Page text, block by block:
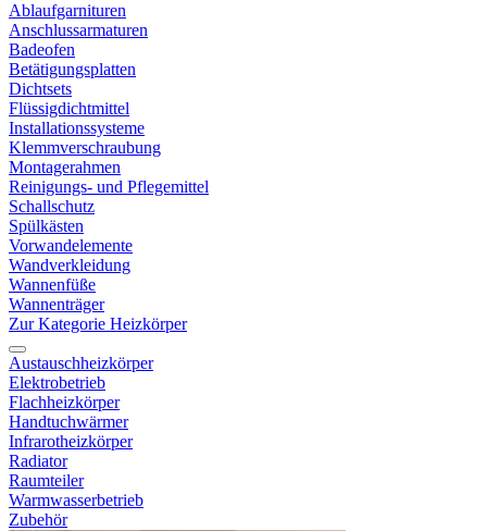
Ablaufgarnituren
Anschlussarmaturen
Badeofen
Betätigungsplatten
Dichtsets
Flüssigdichtmittel
Installationssysteme
Klemmverschraubung
Montagerahmen
Reinigungs- und Pflegemittel
Schallschutz
Spülkästen
Vorwandelemente
Wandverkleidung
Wannenfüße
Wannenträger
Zur Kategorie Heizkörper
Austauschheizkörper
Elektrobetrieb
Flachheizkörper
Handtuchwärmer
Infrarotheizkörper
Radiator
Raumteiler
Warmwasserbetrieb
Zubehör